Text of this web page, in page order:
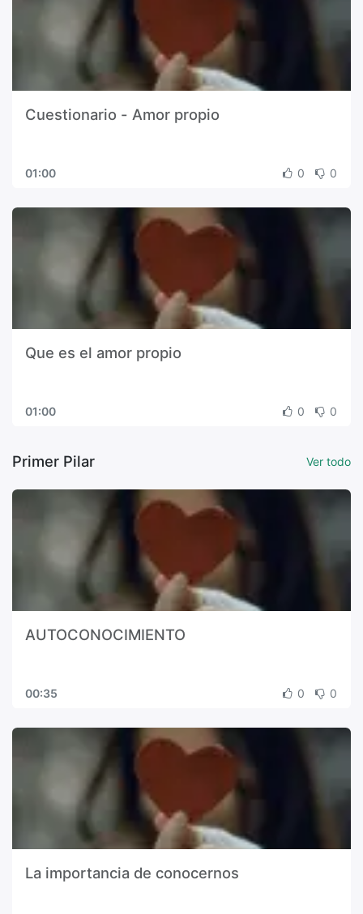
Cuestionario - Amor propio
01:00 0 0
Que es el amor propio
01:00 0 0
Primer Pilar Ver todo
AUTOCONOCIMIENTO
00:35 0 0
La importancia de conocernos